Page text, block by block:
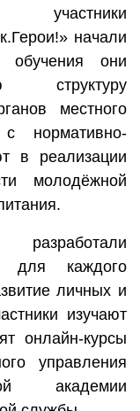
участники
начали
они
структуру
местного
с нормативно-
в реализации
молодёжной
для каждого
личных и
изучают
онлайн-курсы
управления
академии